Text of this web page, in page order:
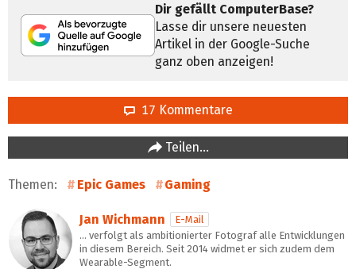
Dir gefällt ComputerBase?
Lasse dir unsere neuesten
Artikel in der Google-Suche
ganz oben anzeigen!
17 Kommentare
Teilen…
Themen: Epic Games Gaming
Jan Wichmann
E-Mail
… verfolgt als ambitionierter Fotograf alle Entwicklungen
in diesem Bereich. Seit 2014 widmet er sich zudem dem
Wearable-Segment.